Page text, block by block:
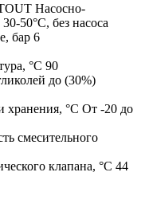
Насосно-
50°C, без насоса
бар 6
°С 90
до (30%)
хранения, °С От -20 до
смесительного
клапана, °С 44